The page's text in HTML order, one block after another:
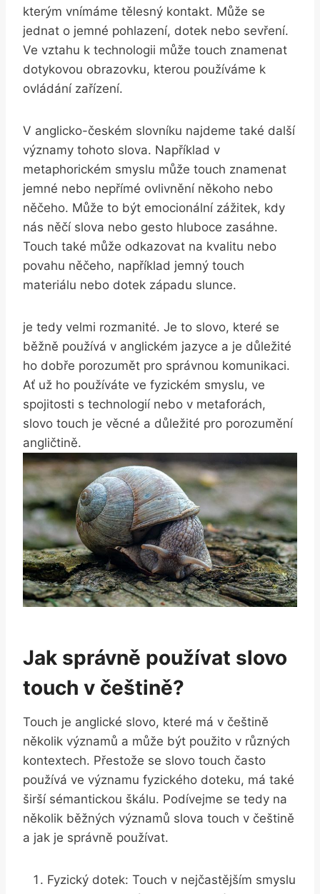
kterým vnímáme tělesný kontakt. Může se
jednat o jemné pohlazení, dotek nebo sevření.
Ve vztahu k technologii může touch znamenat
dotykovou obrazovku, kterou používáme k
ovládání zařízení.
V anglicko-českém slovníku najdeme také další
významy tohoto slova. Například v
metaphorickém smyslu může touch znamenat
jemné nebo nepřímé ovlivnění někoho nebo
něčeho. Může to být emocionální zážitek, kdy
nás něčí slova nebo gesto hluboce zasáhne.
Touch také může odkazovat na kvalitu nebo
povahu něčeho, například jemný touch
materiálu nebo dotek západu slunce.
je tedy velmi rozmanité. Je to slovo, které se
běžně používá v anglickém jazyce a je důležité
ho dobře porozumět pro správnou komunikaci.
Ať už ho používáte ve fyzickém smyslu, ve
spojitosti s technologií nebo v metaforách,
slovo touch je věcné a důležité pro porozumění
angličtině.
Jak správně používat slovo
touch v češtině?
Touch je anglické slovo, které má v češtině
několik významů a může být použito v různých
kontextech. Přestože se slovo touch často
používá ve významu fyzického doteku, má také
širší sémantickou škálu. Podívejme se tedy na
několik běžných významů slova touch v češtině
a jak je správně používat.
Fyzický dotek: Touch v nejčastějším smyslu